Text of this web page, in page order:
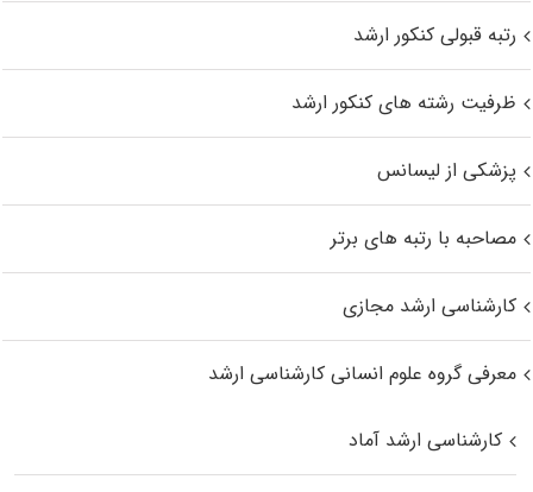
رتبه قبولی کنکور ارشد
ظرفیت رشته های کنکور ارشد
پزشکی از لیسانس
مصاحبه با رتبه های برتر
کارشناسی ارشد مجازی
معرفی گروه علوم انسانی کارشناسی ارشد
کارشناسی ارشد آماد